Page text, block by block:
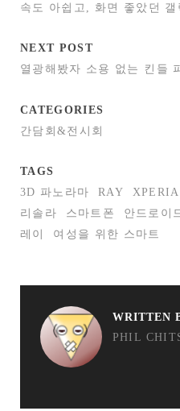
속도 아쉽고, 화면 좋았던 갤
NEXT POST
열광해봤자 소용 없는 킨들
CATEGORIES
간담회&전시회
TAGS
3D 파노라마
RAY XPERIA
리솔라
스마트폰 안드로이
레이
여성을 위한 스마트
WRITTEN
PHIL